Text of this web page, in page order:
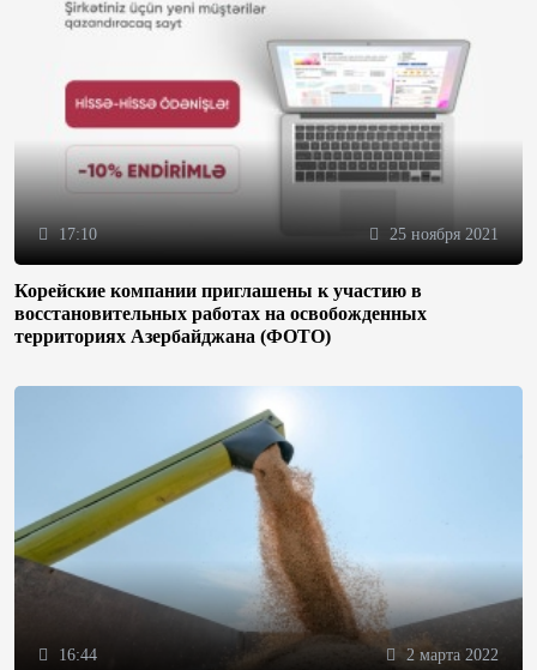
17:10 25 ноября 2021
Корейские компании приглашены к участию в
восстановительных работах на освобожденных
территориях Азербайджана (ФОТО)
16:44 2 марта 2022